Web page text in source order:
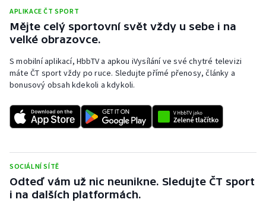
Rychlostní kanoistika
Short track
Sportovní střelba
Stolní tenis
Vodní slalom
APLIKACE ČT SPORT
Mějte celý sportovní svět vždy u sebe i na
velké obrazovce.
S mobilní aplikací, HbbTV a apkou iVysílání ve své chytré televizi
máte ČT sport vždy po ruce. Sledujte přímé přenosy, články a
bonusový obsah kdekoli a kdykoli.
SOCIÁLNÍ SÍTĚ
Odteď vám už nic neunikne. Sledujte ČT sport
i na dalších platformách.